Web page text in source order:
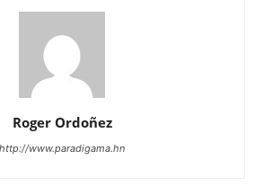
Roger Ordoñez
http://www.paradigama.hn